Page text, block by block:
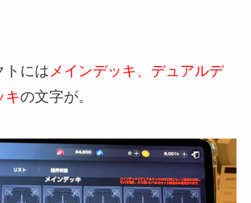
トにはメインデッキ、デュアルデ
キの文字が。